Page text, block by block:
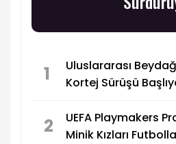
1
Uluslararası
Kortej Sürüşü
2
UEFA Playmakers
Minik Kızları